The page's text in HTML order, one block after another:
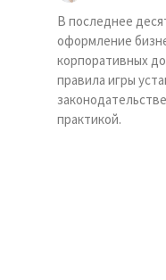
В последнее
оформление
корпоративных
правила игры
практикой.